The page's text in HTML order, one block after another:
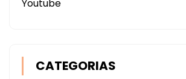
Youtube
CATEGORIAS